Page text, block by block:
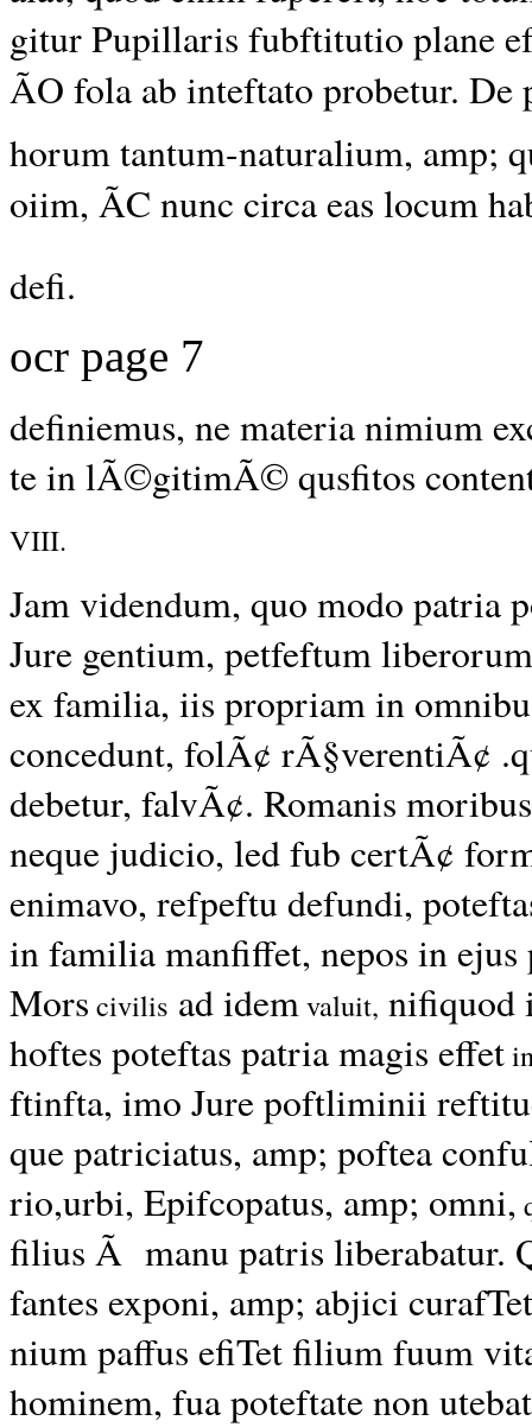
gitur Pupillaris fubftitutio plane
ÃO fola ab inteftato probetur.
horum tantum-naturalium, amp;
oiim, ÃC nunc circa eas locum
defi.
ocr page 7
definiemus, ne materia nimium
te in lÃ©gitimÃ© qusfitos
VIII.
Jam videndum, quo modo patria
Jure gentium, petfeftum
ex familia, iis propriam in
concedunt, folÃ¢ rÃ§verentiÃ¢
debetur, falvÃ¢. Romanis
neque judicio, led fub certÃ¢
enimavo, refpeftu defundi,
in familia manfiffet, nepos in ejus
Mors civilis ad idemvaluit, nifiquod
hoftes poteftas patria magis effet
ftinfta, imo Jure poftliminii
que patriciatus, amp; poftea
rio,urbi, Epifcopatus, amp; omni,
filius Ã manu patris liberabatur.
fantes exponi, amp; abjici
nium paffus efiTet filium fuum
hominem, fua poteftate non